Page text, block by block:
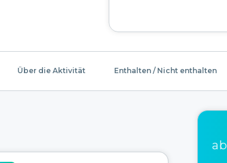
Über die Aktivität Enthalten / Nicht enthalten
ab